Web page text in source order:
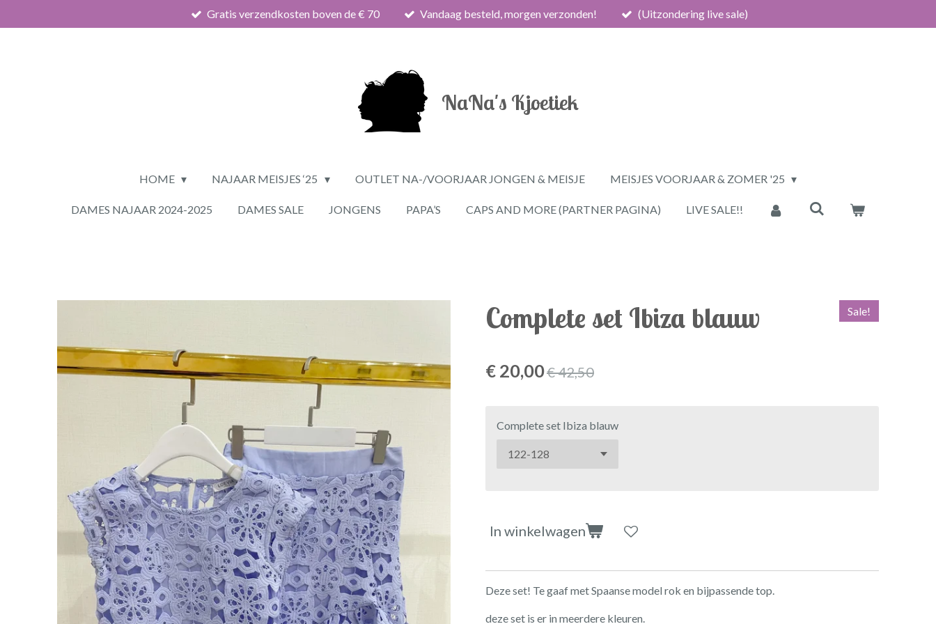
direct
Gratis verzendkosten boven de € 70 Vandaag besteld, morgen verzonden! (Uitzondering live sale)
NaNa's Kjoetiek
HOME NAJAAR MEISJES ‘25 OUTLET NA-/VOORJAAR JONGEN & MEISJE MEISJES VOORJAAR & ZOMER '25
DAMES NAJAAR 2024-2025 DAMES SALE JONGENS PAPA’S CAPS AND MORE (PARTNER PAGINA) LIVE SALE!!
Complete set Ibiza blauw Sale!
€ 20,00€ 42,50
Complete set Ibiza blauw
In winkelwagen
Deze set! Te gaaf met Spaanse model rok en bijpassende top.
deze set is er in meerdere kleuren.